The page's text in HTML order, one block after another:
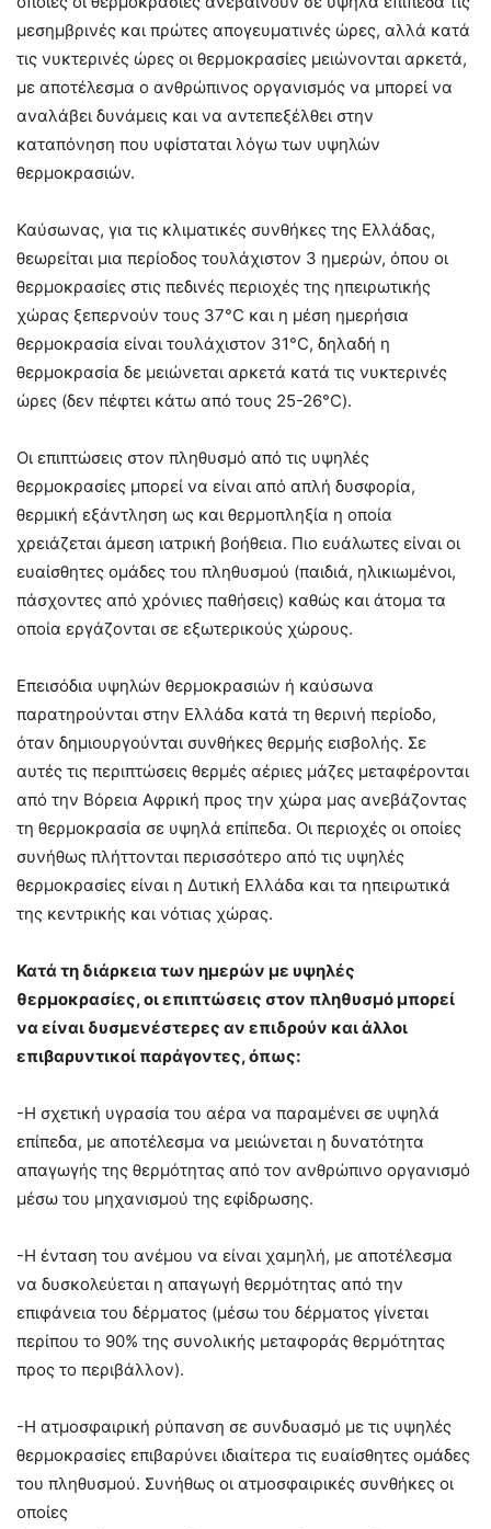
μεσημβρινές και πρώτες απογευματινές ώρες, αλλά κατά
τις νυκτερινές ώρες οι θερμοκρασίες μειώνονται αρκετά,
με αποτέλεσμα ο ανθρώπινος οργανισμός να μπορεί να
αναλάβει δυνάμεις και να αντεπεξέλθει στην
καταπόνηση που υφίσταται λόγω των υψηλών
θερμοκρασιών.
Καύσωνας, για τις κλιματικές συνθήκες της Ελλάδας,
θεωρείται μια περίοδος τουλάχιστον 3 ημερών, όπου οι
θερμοκρασίες στις πεδινές περιοχές της ηπειρωτικής
χώρας ξεπερνούν τους 37°C και η μέση ημερήσια
θερμοκρασία είναι τουλάχιστον 31°C, δηλαδή η
θερμοκρασία δε μειώνεται αρκετά κατά τις νυκτερινές
ώρες (δεν πέφτει κάτω από τους 25-26°C).
Οι επιπτώσεις στον πληθυσμό από τις υψηλές
θερμοκρασίες μπορεί να είναι από απλή δυσφορία,
θερμική εξάντληση ως και θερμοπληξία η οποία
χρειάζεται άμεση ιατρική βοήθεια. Πιο ευάλωτες είναι οι
ευαίσθητες ομάδες του πληθυσμού (παιδιά, ηλικιωμένοι,
πάσχοντες από χρόνιες παθήσεις) καθώς και άτομα τα
οποία εργάζονται σε εξωτερικούς χώρους.
Επεισόδια υψηλών θερμοκρασιών ή καύσωνα
παρατηρούνται στην Ελλάδα κατά τη θερινή περίοδο,
όταν δημιουργούνται συνθήκες θερμής εισβολής. Σε
αυτές τις περιπτώσεις θερμές αέριες μάζες μεταφέρονται
από την Βόρεια Αφρική προς την χώρα μας ανεβάζοντας
τη θερμοκρασία σε υψηλά επίπεδα. Οι περιοχές οι οποίες
συνήθως πλήττονται περισσότερο από τις υψηλές
θερμοκρασίες είναι η Δυτική Ελλάδα και τα ηπειρωτικά
της κεντρικής και νότιας χώρας.
Κατά τη διάρκεια των ημερών με υψηλές
θερμοκρασίες, οι επιπτώσεις στον πληθυσμό μπορεί
να είναι δυσμενέστερες αν επιδρούν και άλλοι
επιβαρυντικοί παράγοντες, όπως:
-Η σχετική υγρασία του αέρα να παραμένει σε υψηλά
επίπεδα, με αποτέλεσμα να μειώνεται η δυνατότητα
απαγωγής της θερμότητας από τον ανθρώπινο οργανισμό
μέσω του μηχανισμού της εφίδρωσης.
-Η ένταση του ανέμου να είναι χαμηλή, με αποτέλεσμα
να δυσκολεύεται η απαγωγή θερμότητας από την
επιφάνεια του δέρματος (μέσω του δέρματος γίνεται
περίπου το 90% της συνολικής μεταφοράς θερμότητας
προς το περιβάλλον).
-H ατμοσφαιρική ρύπανση σε συνδυασμό με τις υψηλές
θερμοκρασίες επιβαρύνει ιδιαίτερα τις ευαίσθητες ομάδες
του πληθυσμού. Συνήθως οι ατμοσφαιρικές συνθήκες οι
οποίες